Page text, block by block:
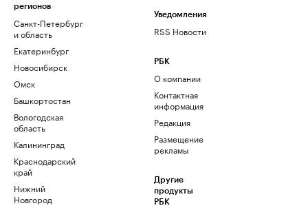
регионов
Санкт-Петербург
и область
Екатеринбург
Новосибирск
Омск
Башкортостан
Вологодская
область
Калининград
Краснодарский
край
Нижний
Новгород
Уведомления
RSS Новости
РБК
О компании
Контактная
информация
Редакция
Размещение
рекламы
Другие
продукты
РБК